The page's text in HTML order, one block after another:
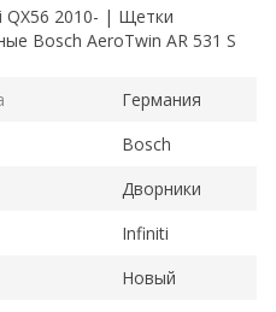
QX56 2010- | Щетки
Bosch AeroTwin AR 531 S
Германия
Bosch
Дворники
Infiniti
Новый